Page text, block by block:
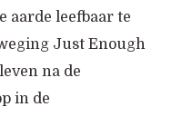
aarde leefbaar te
Just Enough
na de
in de